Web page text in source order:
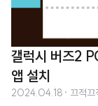
갤럭시 버즈2
앱 설치
2024.04.18 · 끄적